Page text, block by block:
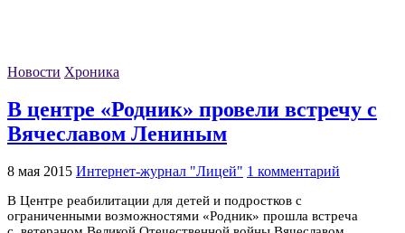
Новости Хроника
В центре «Родник» провели встречу с
Вячеславом Лениным
8 мая 2015 Интернет-журнал "Лицей" 1 комментарий
В Центре реабилитации для детей и подростков с
ограниченными возможностями «Родник» прошла встреча